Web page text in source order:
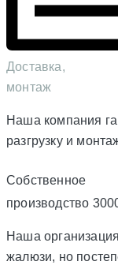
Доставка,
монтаж
Наша компания
разгрузку и
Собственное
производство
Наша
жалюзи, но